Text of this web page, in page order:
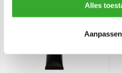
Alles
Aanpassen